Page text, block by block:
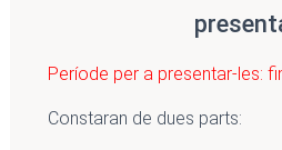
Període per a presentar-les:
Constaran de dues parts: